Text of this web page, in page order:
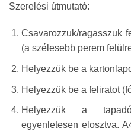
Szerelési útmutató:
Csavarozzuk/ragasszuk
(a szélesebb perem
Helyezzük be a
Helyezzük be a feliratot
Helyezzük a
egyenletesen elosztva.